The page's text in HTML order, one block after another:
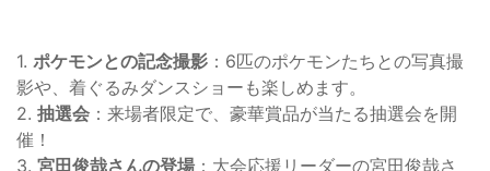
1. ポケモンとの記念撮影 ：6匹のポケモンたちとの写真撮
影や、着ぐるみダンスショーも楽しめます。
2. 抽選会 ：来場者限定で、豪華賞品が当たる抽選会を開
催！
3. 宮田俊哉さんの登場 ：大会応援リーダーの宮田俊哉さ